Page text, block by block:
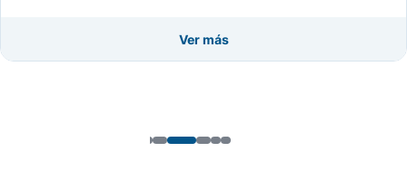
Ver más
Volver